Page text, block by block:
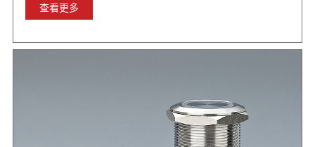
查看更多